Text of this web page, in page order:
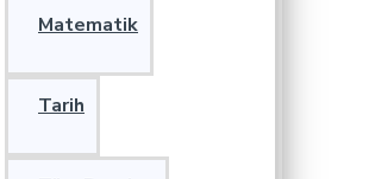
Matematik
Tarih